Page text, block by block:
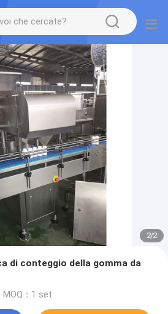
2/2
di conteggio della gomma da
MOQ：1 set